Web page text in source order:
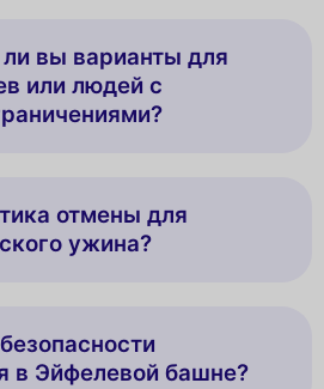
вы варианты для
или людей с
отмены для
ужина?
в Эйфелевой башне?